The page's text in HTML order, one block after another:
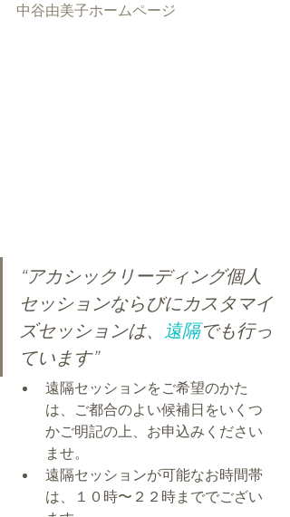
中谷由美子ホームページ
“アカシックリーディング個人
セッションならびにカスタマイ
ズセッションは、 遠隔でも行っ
ています”
遠隔セッションをご希望のかた
は、ご都合のよい候補日をいくつ
かご明記の上、お申込みください
ませ。
遠隔セッションが可能なお時間帯
は、１０時〜２２時まででござい